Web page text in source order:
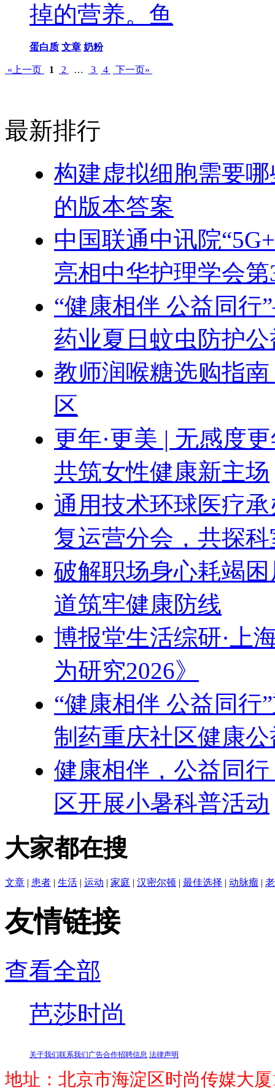
掉的营养。鱼
蛋白质 文章 奶粉
«上一页 1 2 … 3 4 下一页»
最新排行
构建虚拟细胞需要
的版本答案
中国联通中讯院
亮相中华护理学会
“健康相伴 公益同
药业夏日蚊虫防护
教师润喉糖选购指
区
更年·更美 | 无感度
共筑女性健康新主场
通用技术环球医疗
复运营分会，共探
破解职场身心耗竭
道筑牢健康防线
博报堂生活综研·上
为研究2026》
“健康相伴 公益同
制药重庆社区健康
健康相伴，公益同
区开展小暑科普活动
大家都在搜
文章 | 患者 | 生活 | 运动 | 家庭 | 汉密尔顿 | 最佳选择 | 动脉瘤 |
友情链接
查看全部
芭莎时尚
关于我们联系我们广告合作招聘信息 法律声明
地址：北京市海淀区时尚传媒大厦